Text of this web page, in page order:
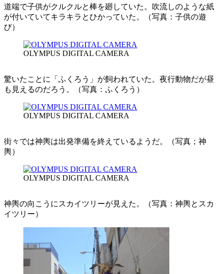
道端で子供がクルクルと棒を廻していた。吹流しのような紙
が付いていてキラキラとひかっていた。（写真：子供の遊
び）
OLYMPUS DIGITAL CAMERA
驚いたことに「ふくろう」が飼われていた。夜行動物だが昼
も見えるのだろう。（写真：ふくろう）
OLYMPUS DIGITAL CAMERA
街々では神輿は出発準備を終えているようだ。（写真；神
輿）
OLYMPUS DIGITAL CAMERA
神輿の向こうにスカイツリーが見えた。（写真：神輿とスカ
イツリー）